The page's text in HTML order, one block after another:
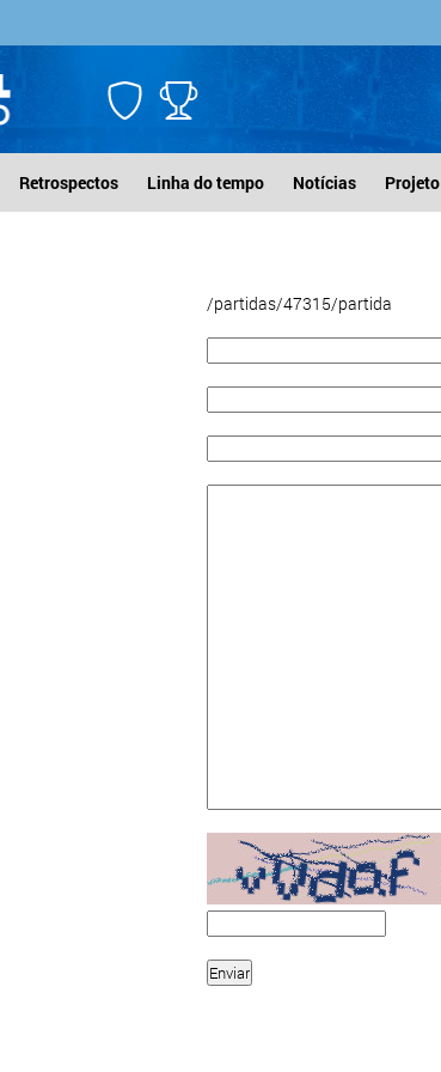
Retrospectos Linha do tempo Notícias Projeto
/partidas/47315/partida